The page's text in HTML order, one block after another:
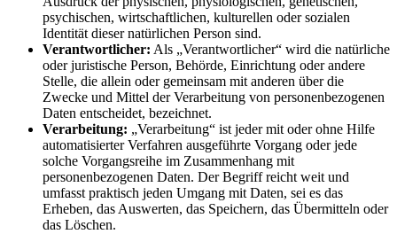
psychischen, wirtschaftlichen, kulturellen oder sozialen
Identität dieser natürlichen Person sind.
Verantwortlicher: Als „Verantwortlicher“ wird die natürliche
oder juristische Person, Behörde, Einrichtung oder andere
Stelle, die allein oder gemeinsam mit anderen über die
Zwecke und Mittel der Verarbeitung von personenbezogenen
Daten entscheidet, bezeichnet.
Verarbeitung: „Verarbeitung“ ist jeder mit oder ohne Hilfe
automatisierter Verfahren ausgeführte Vorgang oder jede
solche Vorgangsreihe im Zusammenhang mit
personenbezogenen Daten. Der Begriff reicht weit und
umfasst praktisch jeden Umgang mit Daten, sei es das
Erheben, das Auswerten, das Speichern, das Übermitteln oder
das Löschen.